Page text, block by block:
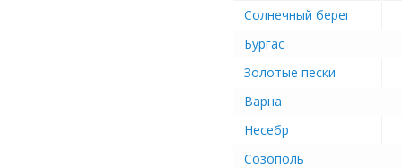
Солнечный берег
Бургас
Золотые пески
Варна
Несебр
Созополь